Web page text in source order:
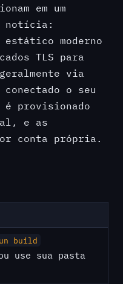
em um
notícia:
moderno
TLS para
via
o seu
provisionado
e as
conta própria.
build
use sua pasta